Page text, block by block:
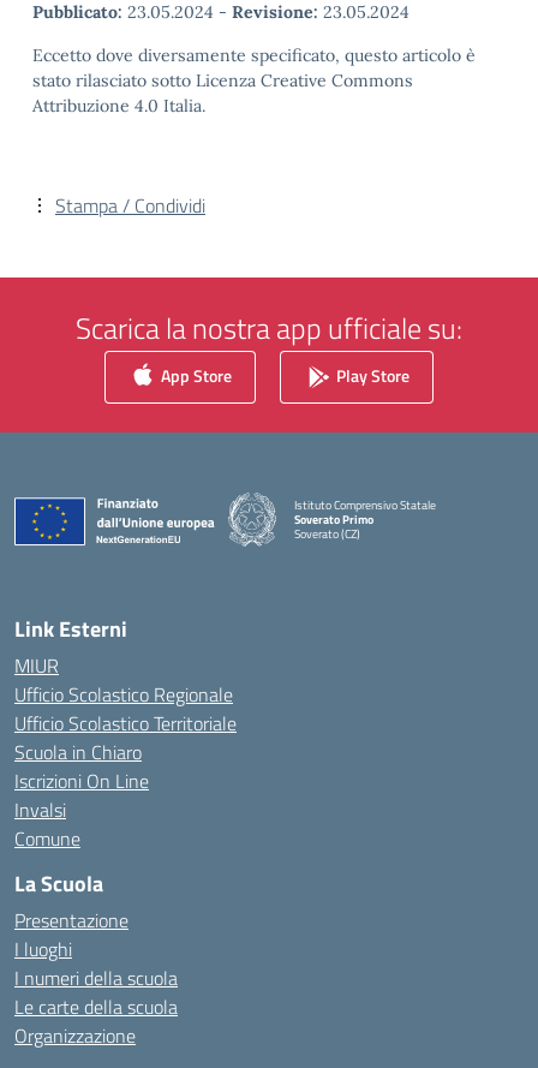
Pubblicato: 23.05.2024 - Revisione: 23.05.2024
Eccetto dove diversamente specificato, questo articolo è
stato rilasciato sotto Licenza Creative Commons
Attribuzione 4.0 Italia.
Stampa / Condividi
Scarica la nostra app ufficiale su:
App Store Play Store
Istituto Comprensivo Statale
Soverato Primo
Soverato (CZ)
Link Esterni
MIUR
Ufficio Scolastico Regionale
Ufficio Scolastico Territoriale
Scuola in Chiaro
Iscrizioni On Line
Invalsi
Comune
La Scuola
Presentazione
I luoghi
I numeri della scuola
Le carte della scuola
Organizzazione